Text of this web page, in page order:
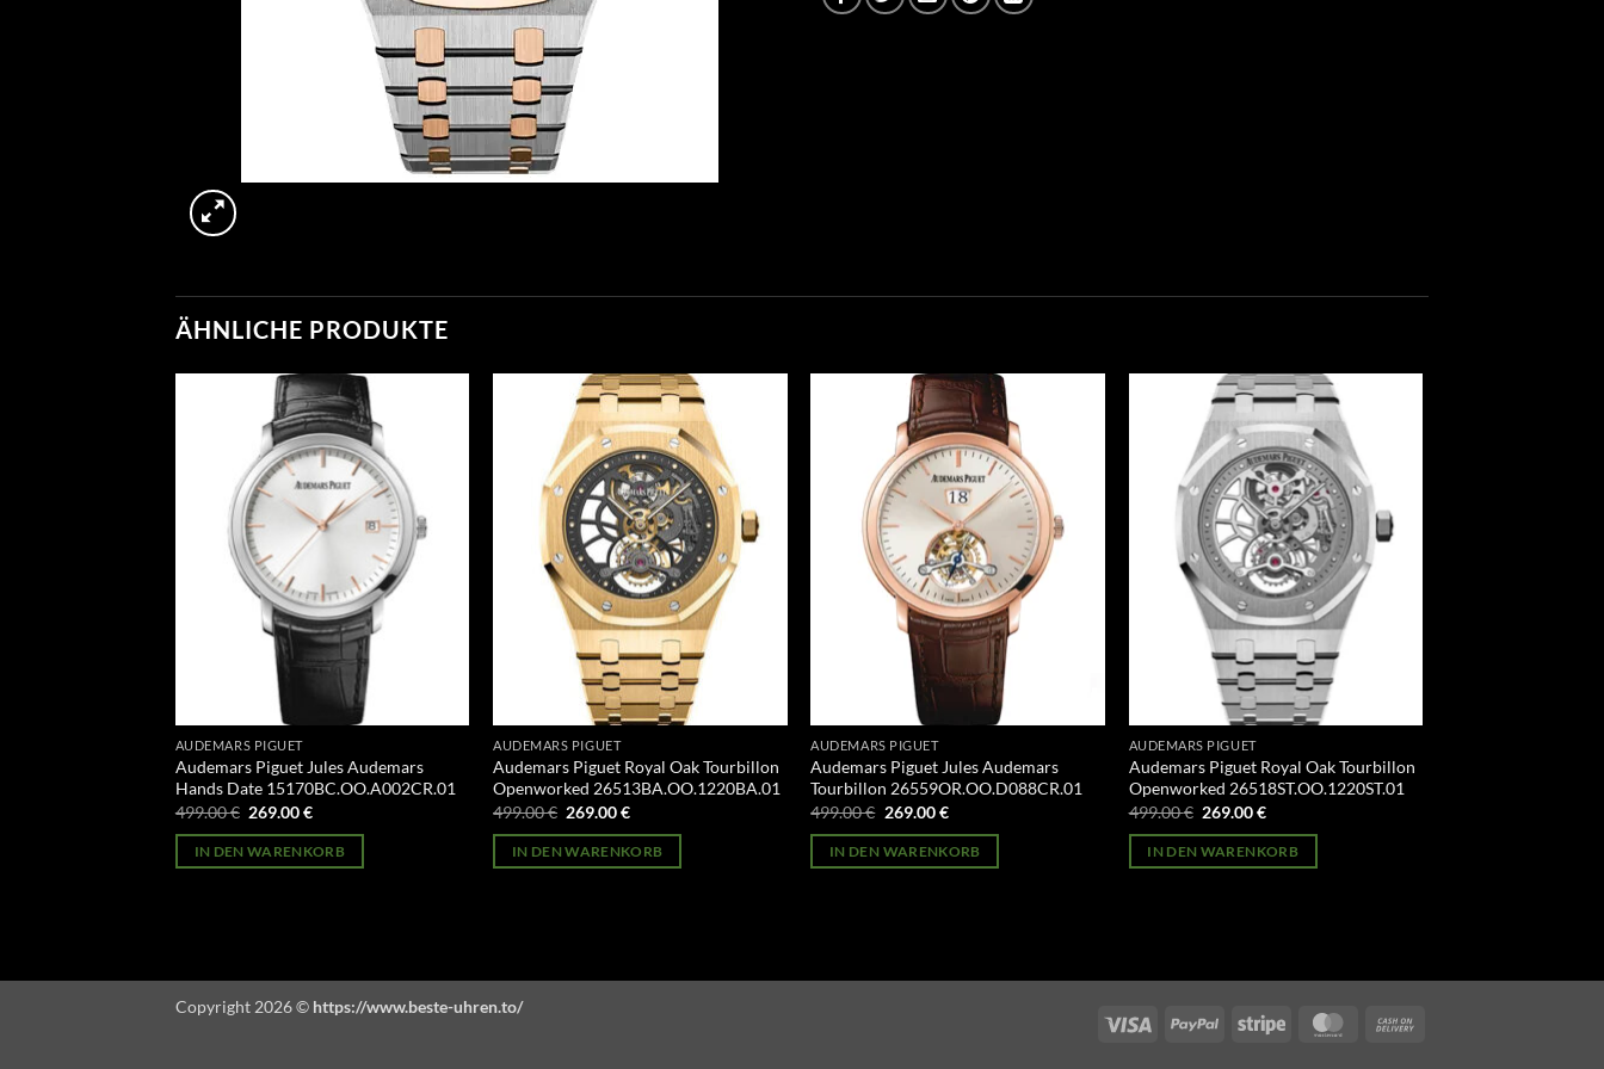
ÄHNLICHE PRODUKTE
AUDEMARS PIGUET
Audemars Piguet Jules Audemars
Hands Date 15170BC.OO.A002CR.01
499.00€ Ursprünglicher
war:
499.00 €
269.00€Aktueller
ist:
269.00 €.
IN DEN WARENKORB
AUDEMARS PIGUET
Audemars Piguet Royal Oak Tourbillon
Openworked 26513BA.OO.1220BA.01
499.00€ Ursprünglicher
war:
499.00 €
269.00€Aktueller
ist:
269.00 €.
IN DEN WARENKORB
AUDEMARS PIGUET
Audemars Piguet Jules Audemars
Tourbillon 26559OR.OO.D088CR.01
499.00€ Ursprünglicher
war:
499.00 €
269.00€Aktueller
ist:
269.00 €.
IN DEN WARENKORB
AUDEMARS PIGUET
Audemars Piguet Royal Oak Tourbillon
Openworked 26518ST.OO.1220ST.01
499.00€ Ursprünglicher
war:
499.00 €
269.00€Aktueller
ist:
269.00 €.
IN DEN WARENKORB
Visa PayPal Stripe MasterCard
Copyright 2026 © https://www.beste-uhren.to/